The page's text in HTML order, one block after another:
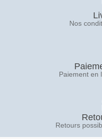
Nos
Paiement en
Retours